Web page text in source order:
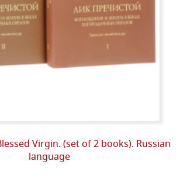
Virgin. (set of 2 books). Russian
language